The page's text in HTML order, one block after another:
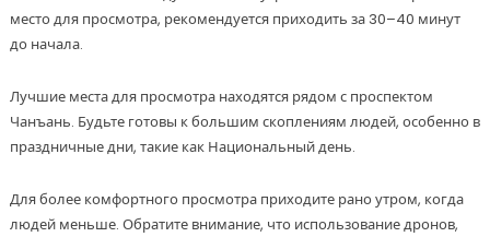
место для просмотра, рекомендуется приходить за 30–40 минут
до начала.
Лучшие места для просмотра находятся рядом с проспектом
Чанъань. Будьте готовы к большим скоплениям людей, особенно в
праздничные дни, такие как Национальный день.
Для более комфортного просмотра приходите рано утром, когда
людей меньше. Обратите внимание, что использование дронов,